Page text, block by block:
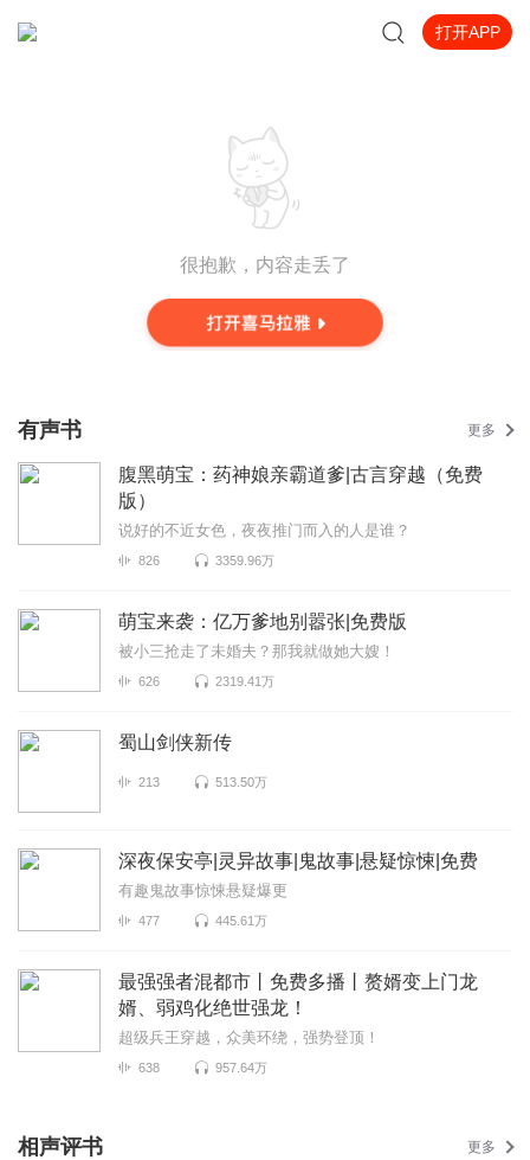
打开APP
很抱歉，内容走丢了
有声书 更多
腹黑萌宝：药神娘亲霸道爹|古言穿越（免费
版）
说好的不近女色，夜夜推门而入的人是谁？
826 3359.96万
萌宝来袭：亿万爹地别嚣张|免费版
被小三抢走了未婚夫？那我就做她大嫂！
626 2319.41万
蜀山剑侠新传
213 513.50万
深夜保安亭|灵异故事|鬼故事|悬疑惊悚|免费
有趣鬼故事惊悚悬疑爆更
477 445.61万
最强强者混都市丨免费多播丨赘婿变上门龙
婿、弱鸡化绝世强龙！
超级兵王穿越，众美环绕，强势登顶！
638 957.64万
相声评书 更多